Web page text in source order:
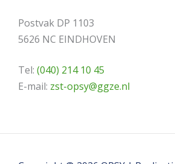
Postvak DP 1103
5626 NC EINDHOVEN
Tel: (040) 214 10 45
E-mail: zst-opsy@ggze.nl